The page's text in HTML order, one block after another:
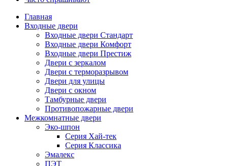
Главная
Входные двери
Входные двери Стандарт
Входные двери Комфорт
Входные двери Престиж
Двери с зеркалом
Двери с терморазрывом
Двери для улицы
Двери с окном
Тамбурные двери
Противопожарные двери
Межкомнатные двери
Эко-шпон
Серия Хай-тек
Серия Классика
Эмалекс
ПЭТ